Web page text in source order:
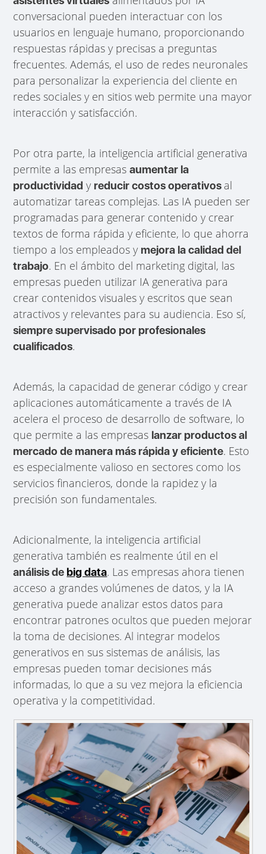
conversacional pueden interactuar con los
usuarios en lenguaje humano, proporcionando
respuestas rápidas y precisas a preguntas
frecuentes. Además, el uso de redes neuronales
para personalizar la experiencia del cliente en
redes sociales y en sitios web permite una mayor
interacción y satisfacción.
Por otra parte, la inteligencia artificial generativa
permite a las empresasaumentar la
productividad yreducir costos operativos al
automatizar tareas complejas. Las IA pueden ser
programadas para generar contenido y crear
textos de forma rápida y eficiente, lo que ahorra
tiempo a los empleados ymejora la calidad del
trabajo. En el ámbito del marketing digital, las
empresas pueden utilizar IA generativa para
crear contenidos visuales y escritos que sean
atractivos y relevantes para su audiencia. Eso sí,
siempre supervisado por profesionales
cualificados.
Además, la capacidad de generar código y crear
aplicaciones automáticamente a través de IA
acelera el proceso de desarrollo de software, lo
que permite a las empresas lanzar productos al
mercado de manera más rápida y eficiente. Esto
es especialmente valioso en sectores como los
servicios financieros, donde la rapidez y la
precisión son fundamentales.
Adicionalmente, la inteligencia artificial
generativa también es realmente útil en el
análisis de big data. Las empresas ahora tienen
acceso a grandes volúmenes de datos, y la IA
generativa puede analizar estos datos para
encontrar patrones ocultos que pueden mejorar
la toma de decisiones. Al integrar modelos
generativos en sus sistemas de análisis, las
empresas pueden tomar decisiones más
informadas, lo que a su vez mejora la eficiencia
operativa y la competitividad.